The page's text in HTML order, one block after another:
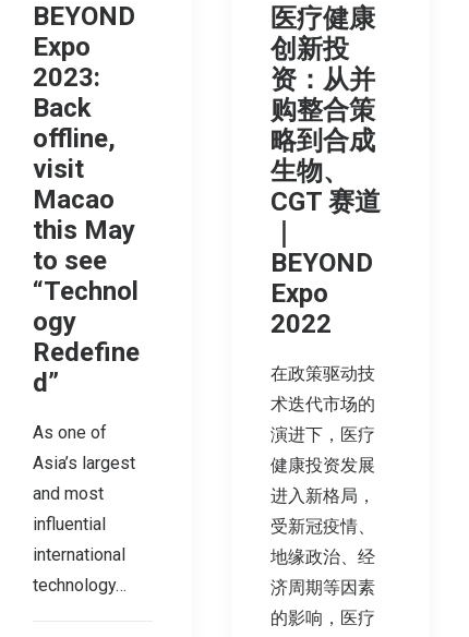
BEYOND
Expo
2023:
Back
offline,
visit
Macao
this May
to see
“Technol
ogy
Redefine
d”
As one of
Asia’s largest
and most
influential
international
technology…
医疗健康
创新投
资：从并
购整合策
略到合成
生物、
CGT 赛道
BEYOND
Expo
2022
在政策驱动技
术迭代市场的
演进下，医疗
健康投资发展
进入新格局，
受新冠疫情、
地缘政治、经
济周期等因素
的影响，医疗